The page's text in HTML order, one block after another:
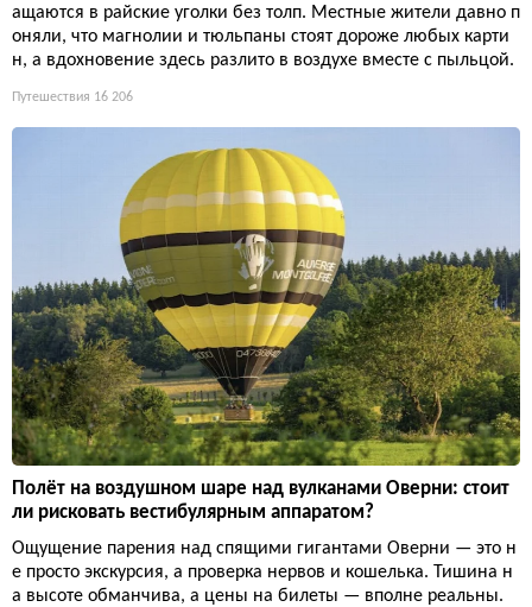
ащаются в райские уголки без толп. Местные жители давно п
оняли, что магнолии и тюльпаны стоят дороже любых карти
н, а вдохновение здесь разлито в воздухе вместе с пыльцой.
Путешествия 16 206
Полёт на воздушном шаре над вулканами Оверни: стоит
ли рисковать вестибулярным аппаратом?
Ощущение парения над спящими гигантами Оверни — это н
е просто экскурсия, а проверка нервов и кошелька. Тишина н
а высоте обманчива, а цены на билеты — вполне реальны.